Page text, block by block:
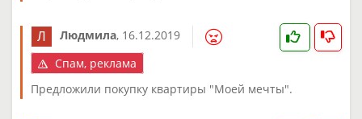
Людмила, 16.12.2019
Спам, реклама
Предложили покупку квартиры "Моей мечты".